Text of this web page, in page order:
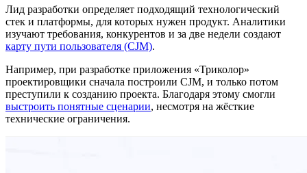
Лид разработки определяет подходящий технологический
стек и платформы, для которых нужен продукт. Аналитики
изучают требования, конкурентов и за две недели создают
карту пути пользователя (CJM).
Например, при разработке приложения «Триколор»
проектировщики сначала построили CJM, и только потом
преступили к созданию проекта. Благодаря этому смогли
выстроить понятные сценарии, несмотря на жёсткие
технические ограничения.